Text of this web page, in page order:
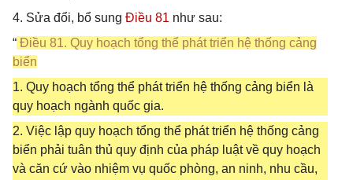
4. Sửa đổi, bổ sung Điều 81 như sau:
“ Điều 81. Quy hoạch tổng thể phát triển hệ thống cảng
biển
1. Quy hoạch tổng thể phát triển hệ thống cảng biển là
quy hoạch ngành quốc gia.
2. Việc lập quy hoạch tổng thể phát triển hệ thống cảng
biển phải tuân thủ quy định của pháp luật về quy hoạch
và căn cứ vào nhiệm vụ quốc phòng, an ninh, nhu cầu,